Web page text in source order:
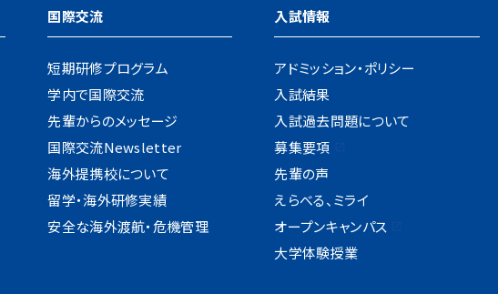
国際交流
短期研修プログラム
学内で国際交流
先輩からのメッセージ
国際交流Newsletter
海外提携校について
留学・海外研修実績
安全な海外渡航・危機管理
入試情報
アドミッション・ポリシー
入試結果
入試過去問題について
募集要項
先輩の声
えらべる、ミライ
オープンキャンパス
大学体験授業